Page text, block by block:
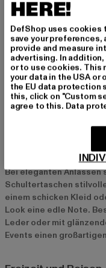
Beige Taschen für
Büro und Alltag
Für das Büro sind
dezent und dennoch
bietet genügend Platz
deinem Business-Outfit
Alltag sind
Elegante Anlässe
Bei eleganten
Schultertaschen
einem schicken Kleid
Look eine edle Note.
Leder oder mit
Events einen
HERE!
DefShop uses cookies
save your preferences,
provide and measure
advertising. In
or to use cookies. This
your data in the USA
the EU data protection
this, click on "Custom
agree to this. Data